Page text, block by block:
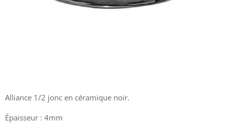
Alliance 1/2 jonc en céramique noir.
Épaisseur : 4mm